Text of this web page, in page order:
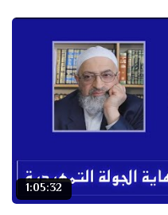
1:05:32